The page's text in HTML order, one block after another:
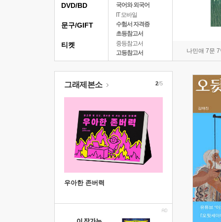
국어와 외국어
IT 모바일
수험서 자격증
초등참고서
중등참고서
고등참고서
나민애 7문
DVD/BD
문구/GIFT
티켓
그래제본소
우아한 존버력
2/5